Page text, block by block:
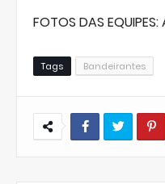
FOTOS DAS EQUIPES:
Tags Bandeirantes